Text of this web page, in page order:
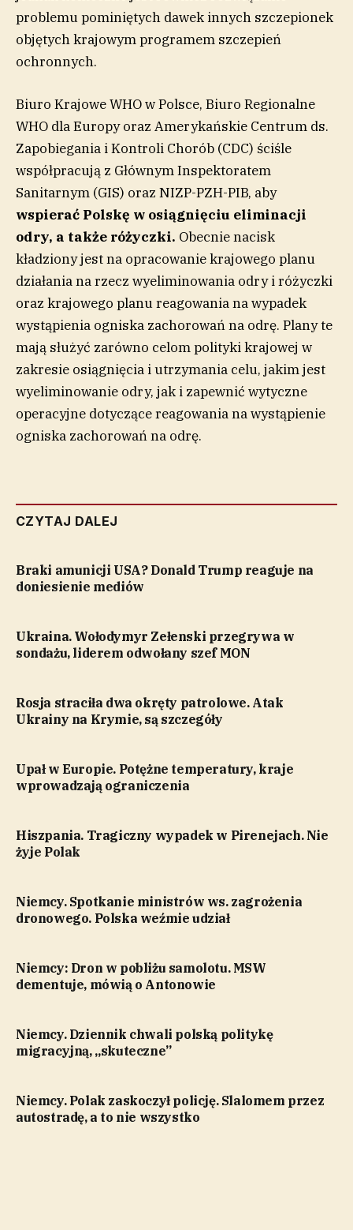
problemu pominiętych dawek innych szczepionek
objętych krajowym programem szczepień
ochronnych.
Biuro Krajowe WHO w Polsce, Biuro Regionalne
WHO dla Europy oraz Amerykańskie Centrum ds.
Zapobiegania i Kontroli Chorób (CDC) ściśle
współpracują z Głównym Inspektoratem
Sanitarnym (GIS) oraz NIZP-PZH-PIB, aby
wspierać Polskę w osiągnięciu eliminacji
odry, a także różyczki. Obecnie nacisk
kładziony jest na opracowanie krajowego planu
działania na rzecz wyeliminowania odry i różyczki
oraz krajowego planu reagowania na wypadek
wystąpienia ogniska zachorowań na odrę. Plany te
mają służyć zarówno celom polityki krajowej w
zakresie osiągnięcia i utrzymania celu, jakim jest
wyeliminowanie odry, jak i zapewnić wytyczne
operacyjne dotyczące reagowania na wystąpienie
ogniska zachorowań na odrę.
CZYTAJ DALEJ
Braki amunicji USA? Donald Trump reaguje na
doniesienie mediów
Ukraina. Wołodymyr Zełenski przegrywa w
sondażu, liderem odwołany szef MON
Rosja straciła dwa okręty patrolowe. Atak
Ukrainy na Krymie, są szczegóły
Upał w Europie. Potężne temperatury, kraje
wprowadzają ograniczenia
Hiszpania. Tragiczny wypadek w Pirenejach. Nie
żyje Polak
Niemcy. Spotkanie ministrów ws. zagrożenia
dronowego. Polska weźmie udział
Niemcy: Dron w pobliżu samolotu. MSW
dementuje, mówią o Antonowie
Niemcy. Dziennik chwali polską politykę
migracyjną, „skuteczne”
Niemcy. Polak zaskoczył policję. Slalomem przez
autostradę, a to nie wszystko